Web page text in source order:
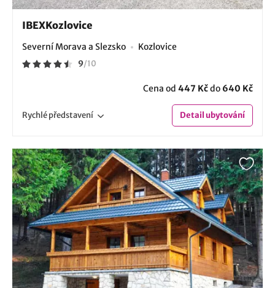
IBEXKozlovice
Severní Morava a Slezsko Kozlovice
9/10
Cena od 447 Kčdo 640 Kč
Rychlépředstavení Detailubytování